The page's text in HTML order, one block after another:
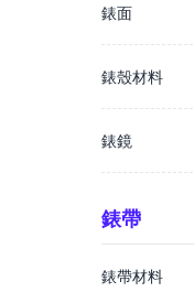
錶面
錶殼材料
錶鏡
錶帶
錶帶材料